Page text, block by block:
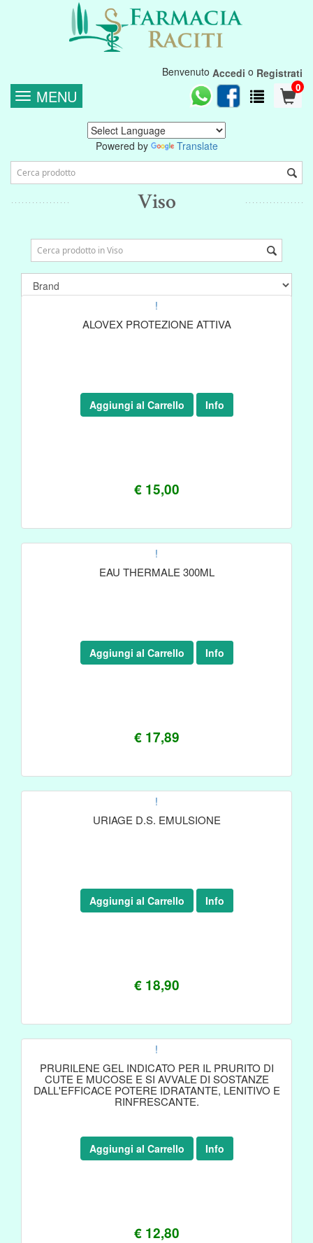
Benvenuto Accedi o Registrati
0
MENU
Powered by Translate
Viso
!
ALOVEX PROTEZIONE ATTIVA
€ 15,00
Aggiungi al Carrello Info
!
EAU THERMALE 300ML
€ 17,89
Aggiungi al Carrello Info
!
URIAGE D.S. EMULSIONE
€ 18,90
Aggiungi al Carrello Info
!
PRURILENE GEL INDICATO PER IL PRURITO DI
CUTE E MUCOSE E SI AVVALE DI SOSTANZE
DALL'EFFICACE POTERE IDRATANTE, LENITIVO E
RINFRESCANTE.
€ 12,80
Aggiungi al Carrello Info